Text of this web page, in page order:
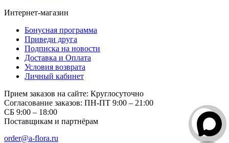
Интернет-магазин
Бонусная программа
Приведи друга
Подписка на новости
Доставка и Оплата
Условия возврата
Личный кабинет
Прием заказов на сайте: Круглосуточно
Согласование заказов: ПН-ПТ 9:00 – 21:00
СБ 9:00 – 18:00
Поставщикам и партнёрам
order@a-flora.ru